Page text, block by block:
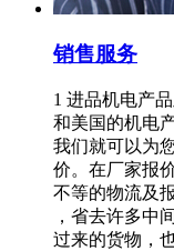
销售服务
1 进品机电产
和美国的机电
我们就可以为
价。在厂家报
不等的物流及
，省去许多中
过来的货物，